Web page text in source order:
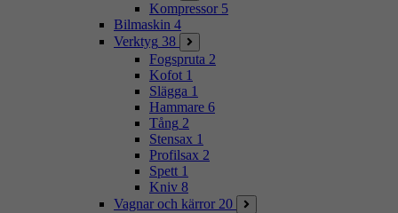
Kompressor 5
Bilmaskin 4
Verktyg 38
Fogspruta 2
Kofot 1
Slägga 1
Hammare 6
Tång 2
Stensax 1
Profilsax 2
Spett 1
Kniv 8
Vagnar och kärror 20